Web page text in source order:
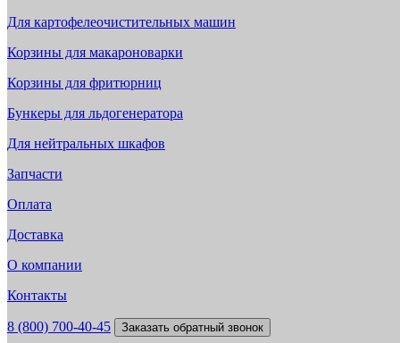
Для картофелеочистительных машин
Корзины для макароноварки
Корзины для фритюрниц
Бункеры для льдогенератора
Для нейтральных шкафов
Запчасти
Оплата
Доставка
О компании
Контакты
8 (800) 700-40-45 Заказать обратный звонок